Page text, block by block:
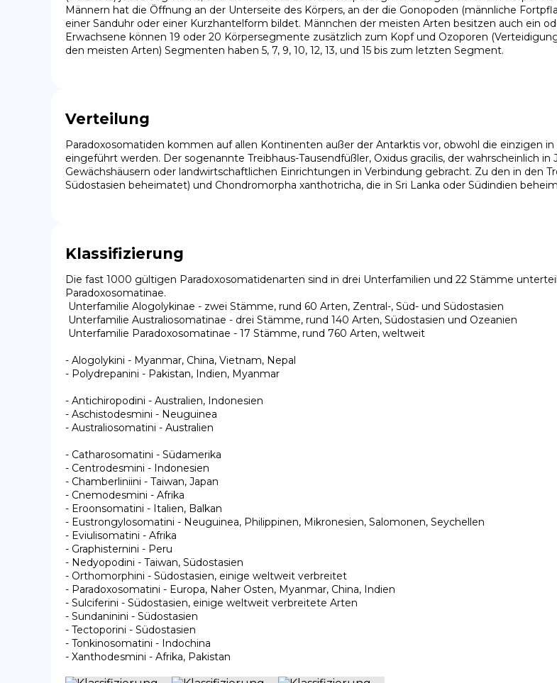
Männern hat die Öffnung an der Unterseite des Körpers, an der die Gonopoden (männliche
einer Sanduhr oder einer Kurzhantelform bildet. Männchen der meisten Arten besitzen auch ein
Erwachsene können 19 oder 20 Körpersegmente zusätzlich zum Kopf und Ozoporen
den meisten Arten) Segmenten haben 5, 7, 9, 10, 12, 13, und 15 bis zum letzten Segment.
Verteilung
Paradoxosomatiden kommen auf allen Kontinenten außer der Antarktis vor, obwohl die einzigen
eingeführt werden. Der sogenannte Treibhaus-Tausendfüßler, Oxidus gracilis, der
Gewächshäusern oder landwirtschaftlichen Einrichtungen in Verbindung gebracht. Zu den in den
Südostasien beheimatet) und Chondromorpha xanthotricha, die in Sri Lanka oder Südindien
Klassifizierung
Die fast 1000 gültigen Paradoxosomatidenarten sind in drei Unterfamilien und 22 Stämme
Paradoxosomatinae.
- Alogolykini - Myanmar, China, Vietnam, Nepal
- Polydrepanini - Pakistan, Indien, Myanmar
- Antichiropodini - Australien, Indonesien
- Aschistodesmini - Neuguinea
- Australiosomatini - Australien
- Catharosomatini - Südamerika
- Centrodesmini - Indonesien
- Chamberliniini - Taiwan, Japan
- Cnemodesmini - Afrika
- Eroonsomatini - Italien, Balkan
- Eustrongylosomatini - Neuguinea, Philippinen, Mikronesien, Salomonen, Seychellen
- Eviulisomatini - Afrika
- Graphisternini - Peru
- Nedyopodini - Taiwan, Südostasien
- Orthomorphini - Südostasien, einige weltweit verbreitet
- Paradoxosomatini - Europa, Naher Osten, Myanmar, China, Indien
- Sulciferini - Südostasien, einige weltweit verbreitete Arten
- Sundaninini - Südostasien
- Tectoporini - Südostasien
- Tonkinosomatini - Indochina
- Xanthodesmini - Afrika, Pakistan